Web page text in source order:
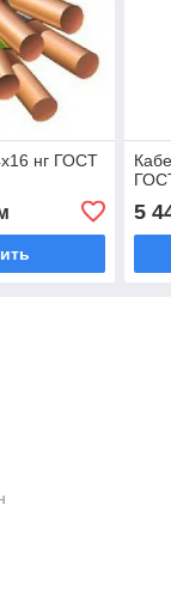
нг ГОСТ
5